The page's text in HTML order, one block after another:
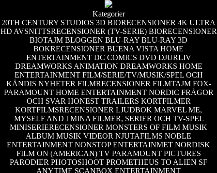
Kategorier
20TH CENTURY STUDIOS 3D BIORECENSIONER 4K ULTRA
HD AVSNITTSRECENSIONER (TV-SERIE) BIORECENSIONER
BIOTAJM BLOGGEN BLU-RAY BLU-RAY 3D
BOKRECENSIONER BUENA VISTA HOME
ENTERTAINMENT DC COMICS DVD DJURLIV
DREAMWORKS ANIMATION DREAMWORKS HOME
ENTERTAINMENT FILM/SERIE/TV/MUSIK/SPEL OCH
KÄNDIS NYHETER FILMRECENSIONER FILMTAJM FOX-
PARAMOUNT HOME ENTERTAINMENT NORDIC FRÅGOR
OCH SVAR HONEST TRAILERS KORTFILMER
KORTFILMSRECENSIONER LJUDBOK MARVEL ME,
MYSELF AND I MINA FILMER, SERIER OCH TV-SPEL
MINISERIERECENSIONER MONSTERS OF FILM MUSIK
ALBUM MUSIK VIDEOR NJUTAFILMS NOBLE
ENTERTAINMENT NONSTOP ENTERTAINMET NORDISK
FILM ON (AMERICAN) TV PARAMOUNT PICTURES
PARODIER PHOTOSHOOT PROMETHEUS TO ALIEN SF
ANYTIME SCANBOX ENTERTAINMENT